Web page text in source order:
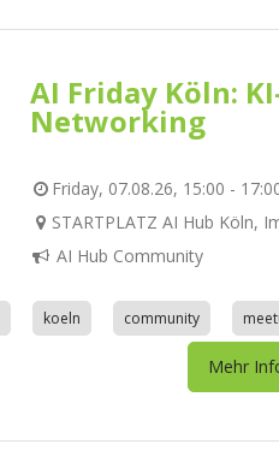
AI Friday Köln:
Networking
Friday, 07.08.26, 15:00 -
STARTPLATZ AI Hub Köln,
AI Hub Community
koeln community
Mehr